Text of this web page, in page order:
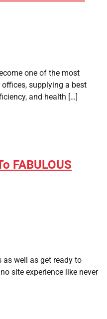
one of the most
supplying a best
and health […]
FABULOUS
well as get ready to
site experience like never